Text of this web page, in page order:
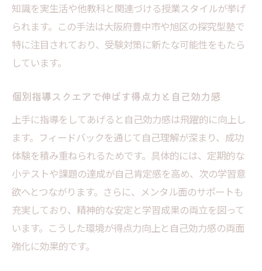
知識を実生活や他教科と関連づける授業スタイルが挙げ
られます。この手法は大阪府豊中市や旭区の探究型塾で
特に注目されており、受験対策に新たな可能性をもたら
しています。
個別指導スクエアで伸ばす得点力と自己効力感
上手に指導をしてあげると自己効力感は飛躍的に向上し
ます。フィードバックを通じて自己理解が深まり、成功
体験を積み重ねられるためです。具体的には、定期的な
小テストや課題の達成が自己肯定感を高め、次の学習意
欲へとつながります。さらに、メンタル面のサポートも
充実しており、精神的な安定と学習成果の両立を図って
います。こうした環境が得点力向上と自己効力感の両面
強化に効果的です。